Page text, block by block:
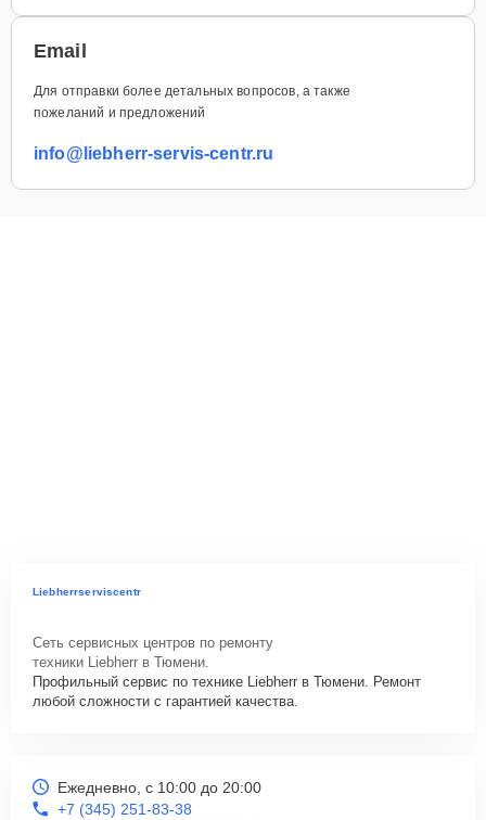
Email
Для отправки более детальных вопросов, а также
пожеланий и предложений
info@liebherr-servis-centr.ru
Liebherrserviscentr
Сеть сервисных центров по ремонту
техники Liebherr в Тюмени.
Профильный сервис по технике Liebherr в Тюмени. Ремонт
любой сложности с гарантией качества.
Ежедневно, с 10:00 до 20:00
+7 (345) 251-83-38